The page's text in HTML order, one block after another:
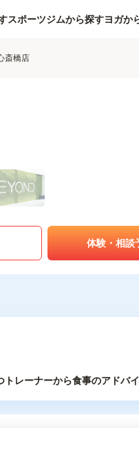
スポーツジムから探すヨガか
斎橋店
体験・相談
トレーナーから食事のアドバ